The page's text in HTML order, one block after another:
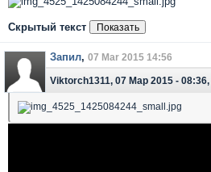
Скрытый текст
Запил, 07 Mar 2015 14:56
Viktorch1311, 07 Мар 2015 -